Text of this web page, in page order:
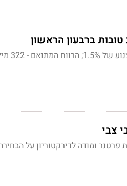
ההכנסות ברבעון
צבי
להצטרף לקבוצת פרטנר ומודה לדירקטוריון על